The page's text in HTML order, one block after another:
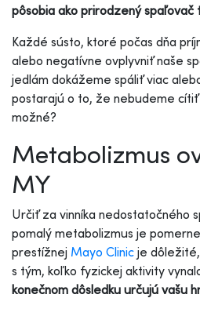
pôsobia ako prirodzený spaľovač
Každé sústo, ktoré počas dňa
alebo negatívne ovplyvniť naše
jedlám dokážeme spáliť viac
postarajú o to, že nebudeme
možné?
Metabolizmus
MY
Určiť za vinníka nedostatočného
pomalý metabolizmus je pomerne
prestížnej Mayo Clinic je
s tým, koľko fyzickej aktivity
konečnom dôsledku určujú vašu